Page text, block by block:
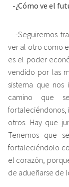
-¿Cómo ve el
-Seguiremos
ver al otro como
es el poder
vendido por las
sistema que nos
camino que
fortaleciéndonos,
otros. Hay que
Tenemos que
fortaleciéndolo
el corazón,
de adueñarse de